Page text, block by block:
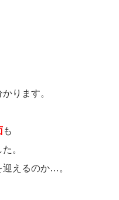
ります。
も
。
えるのか…。